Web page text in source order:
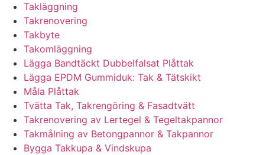
Takläggning
Takrenovering
Takbyte
Takomläggning
Lägga Bandtäckt Dubbelfalsat Plåttak
Lägga EPDM Gummiduk: Tak & Tätskikt
Måla Plåttak
Tvätta Tak, Takrengöring & Fasadtvätt
Takrenovering av Lertegel & Tegeltakpannor
Takmålning av Betongpannor & Takpannor
Bygga Takkupa & Vindskupa